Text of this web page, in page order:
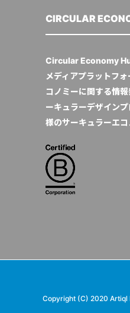
CIRCULAR
Circular Economy
メディアプラットフ
コノミーに関する情
ーキュラーデザイン
様のサーキュラーエコ
Copyright (C) 2020 Artiql